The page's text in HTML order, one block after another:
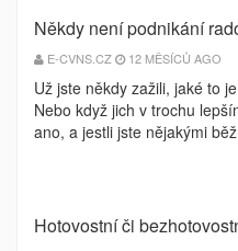
Někdy není podnikání
E-CVNS.CZ 12 MĚSÍCŮ AGO
Už jste někdy zažili, jaké to
Nebo když jich v trochu
ano, a jestli jste nějakými
Hotovostní či